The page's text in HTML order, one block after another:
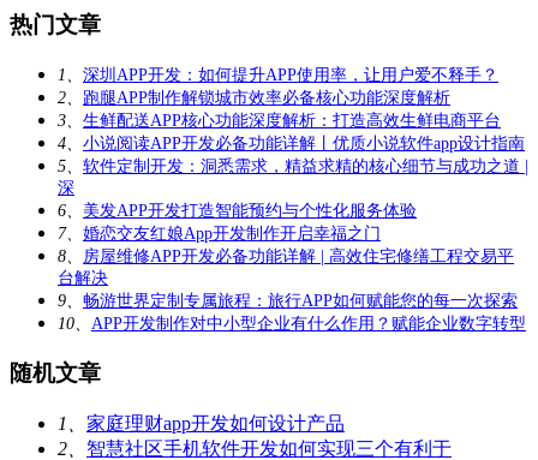
热门文章
1、 深圳APP开发：如何提升APP使用率，让用户爱不释手？
2、 跑腿APP制作解锁城市效率必备核心功能深度解析
3、 生鲜配送APP核心功能深度解析：打造高效生鲜电商平台
4、 小说阅读APP开发必备功能详解丨优质小说软件app设计指南
5、 软件定制开发：洞悉需求，精益求精的核心细节与成功之道 |
深
6、 美发APP开发打造智能预约与个性化服务体验
7、 婚恋交友红娘App开发制作开启幸福之门
8、 房屋维修APP开发必备功能详解 | 高效住宅修缮工程交易平
台解决
9、 畅游世界定制专属旅程：旅行APP如何赋能您的每一次探索
10、 APP开发制作对中小型企业有什么作用？赋能企业数字转型
随机文章
1、 家庭理财app开发如何设计产品
2、 智慧社区手机软件开发如何实现三个有利于